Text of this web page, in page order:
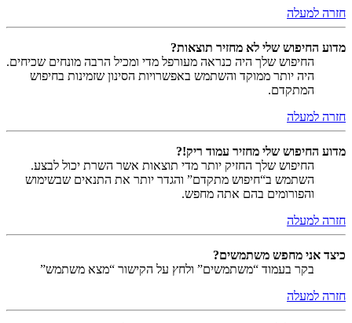
חזרה למעלה
מדוע החיפוש שלי לא מחזיר תוצאות?
החיפוש שלך היה כנראה מעורפל מדי ומכיל הרבה מונחים שכיחים.
היה יותר ממוקד והשתמש באפשרויות הסינון שזמינות בחיפוש
המתקדם.
חזרה למעלה
מדוע החיפוש שלי מחזיר עמוד ריק!?
החיפוש שלך החזיק יותר מדי תוצאות אשר השרת יכול לבצע.
השתמש ב“חיפוש מתקדם” והגדר יותר את התנאים שבשימוש
והפורומים בהם אתה מחפש.
חזרה למעלה
כיצד אני מחפש משתמשים?
בקר בעמוד “משתמשים” ולחץ על הקישור “מצא משתמש”
חזרה למעלה